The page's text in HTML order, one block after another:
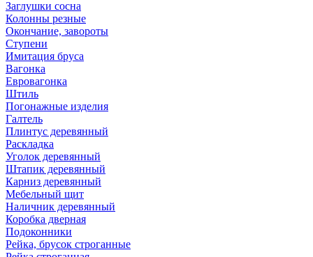
Заглушки сосна
Колонны резные
Окончание, завороты
Ступени
Имитация бруса
Вагонка
Евровагонка
Штиль
Погонажные изделия
Галтель
Плинтус деревянный
Раскладка
Уголок деревянный
Штапик деревянный
Карниз деревянный
Мебельный щит
Наличник деревянный
Коробка дверная
Подоконники
Рейка, брусок строганные